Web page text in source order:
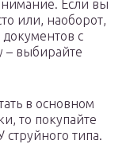
Если вы
или, наоборот,
с
– выбирайте
в основном
то покупайте
типа.